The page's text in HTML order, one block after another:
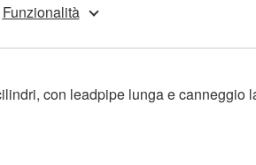
Funzionalità
con leadpipe lunga e canneggio